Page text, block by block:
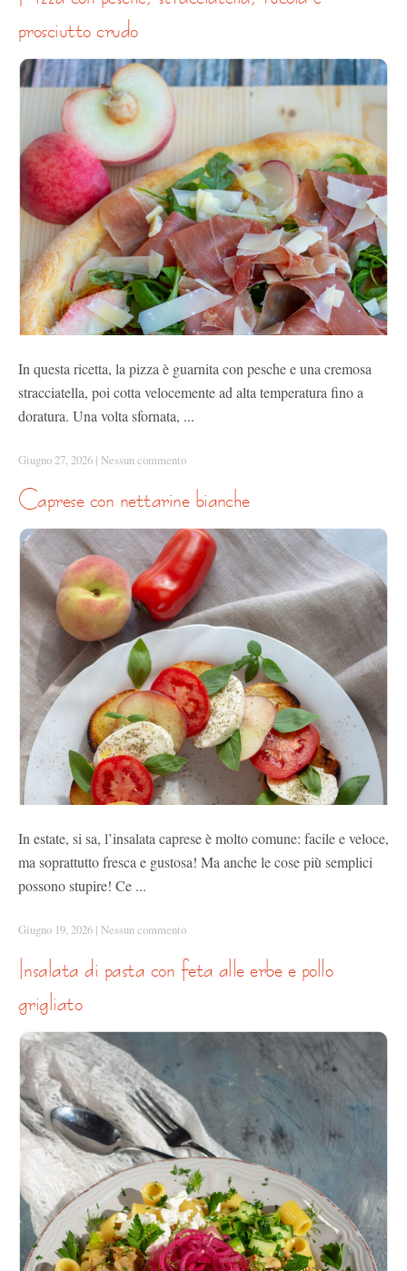
prosciutto crudo
In questa ricetta, la pizza è guarnita con pesche e una cremosa
stracciatella, poi cotta velocemente ad alta temperatura fino a
doratura. Una volta sfornata, ...
Giugno 27, 2026 | Nessun commento
caprese con nettarine bianche
In estate, si sa, l’insalata caprese è molto comune: facile e veloce,
ma soprattutto fresca e gustosa! Ma anche le cose più semplici
possono stupire! Ce ...
Giugno 19, 2026 | Nessun commento
grigliato